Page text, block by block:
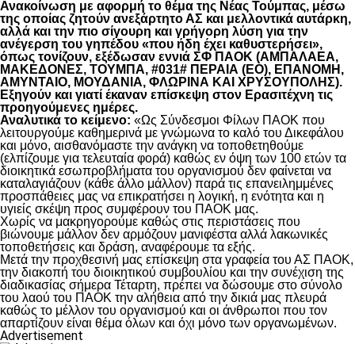
Ανακοίνωση με αφορμή το θέμα της Νέας Τούμπας, μέσω
της οποίας ζητούν ανεξάρτητο ΑΣ και μελλοντικά αυτάρκη,
αλλά και την πιο σίγουρη και γρήγορη λύση για την
ανέγερση του γηπέδου «που ήδη έχει καθυστερήσει»,
όπως τονίζουν, εξέδωσαν εννιά ΣΦ ΠΑΟΚ (ΑΜΠΑΛΑΕΑ,
ΜΑΚΕΔΟΝΕΣ, ΤΟΥΜΠΑ, #031# ΠΕΡΑΙΑ (ΕΟ), ΕΠΑΝΟΜΗ,
ΑΜΥΝΤΑΙΟ, ΜΟΥΔΑΝΙΑ, ΦΛΩΡΙΝΑ ΚΑΙ ΧΡΥΣΟΥΠΟΛΗΣ).
Εξηγούν και γιατί έκαναν επίσκεψη στον Ερασιτέχνη τις
προηγούμενες ημέρες.
Αναλυτικά το κείμενο: «Ως Σύνδεσμοι Φίλων ΠΑΟΚ που
λειτουργούμε καθημερινά με γνώμωνα το καλό του Δικεφάλου
και μόνο, αισθανόμαστε την ανάγκη να τοποθετηθούμε
(ελπίζουμε για τελευταία φορά) καθώς εν όψη των 100 ετών τα
διοικητικά εσωπροβλήματα του οργανισμού δεν φαίνεται να
καταλαγιάζουν (κάθε άλλο μάλλον) παρά τις επανειλημμένες
προσπάθειες μας να επικρατήσει η λογική, η ενότητα και η
υγιείς σκέψη προς συμφέρουν του ΠΑΟΚ μας.
Χωρίς να μακρηγορούμε καθώς στις περιστάσεις που
βιώνουμε μάλλον δεν αρμόζουν μανιφέστα αλλά λακωνικές
τοποθετήσεις και δράση, αναφέρουμε τα εξής.
Μετά την προχθεσινή μας επίσκεψη στα γραφεία του ΑΣ ΠΑΟΚ,
την διακοπή του διοικητικού συμβουλίου και την συνέχιση της
διαδικασίας σήμερα Τέταρτη, πρέπει να δώσουμε στο σύνολο
του λαού του ΠΑΟΚ την αλήθεια από την δικιά μας πλευρά
καθώς το μέλλον του οργανισμού και οι άνθρωποι που τον
απαρτίζουν είναι θέμα όλων και όχι μόνο των οργανωμένων.
Advertisement